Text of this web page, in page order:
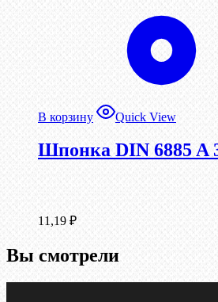
В корзину Quick View
Шпонка DIN 6885 A
11,19 ₽
Вы смотрели